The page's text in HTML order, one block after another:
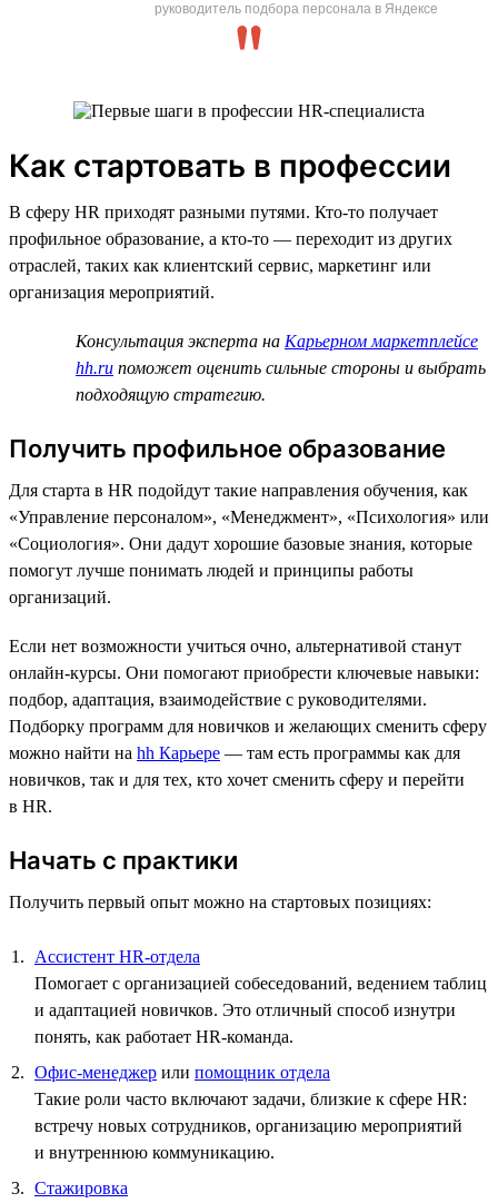
руководитель подбора персонала в Яндексе
Как стартовать в профессии
В сферу HR приходят разными путями. Кто-то получает
профильное образование, а кто-то — переходит из других
отраслей, таких как клиентский сервис, маркетинг или
организация мероприятий.
Консультация эксперта на Карьерном маркетплейсе
hh.ru поможет оценить сильные стороны и выбрать
подходящую стратегию.
Получить профильное образование
Для старта в HR подойдут такие направления обучения, как
«Управление персоналом», «Менеджмент», «Психология» или
«Социология». Они дадут хорошие базовые знания, которые
помогут лучше понимать людей и принципы работы
организаций.
Если нет возможности учиться очно, альтернативой станут
онлайн-курсы. Они помогают приобрести ключевые навыки:
подбор, адаптация, взаимодействие с руководителями.
Подборку программ для новичков и желающих сменить сферу
можно найти на hh Карьере — там есть программы как для
новичков, так и для тех, кто хочет сменить сферу и перейти
в HR.
Начать с практики
Получить первый опыт можно на стартовых позициях:
Ассистент HR-отдела
Помогает с организацией собеседований, ведением таблиц
и адаптацией новичков. Это отличный способ изнутри
понять, как работает HR-команда.
Офис-менеджер или помощник отдела
Такие роли часто включают задачи, близкие к сфере HR:
встречу новых сотрудников, организацию мероприятий
и внутреннюю коммуникацию.
Стажировка